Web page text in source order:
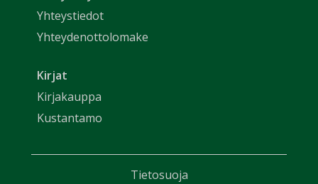
Yhteystiedot
Yhteydenottolomake
Kirjat
Kirjakauppa
Kustantamo
Tietosuoja